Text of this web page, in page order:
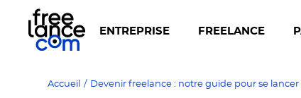
ENTREPRISE FREELANCE
Accueil / Devenir freelance : notre guide pour se lancer